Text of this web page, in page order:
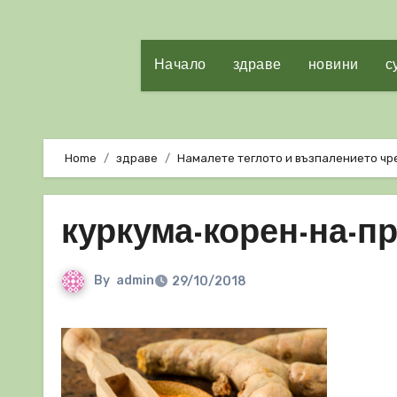
Начало здраве новини
Home здраве Намалете теглото и възпалението
куркума-корен-на-
By admin 29/10/2018